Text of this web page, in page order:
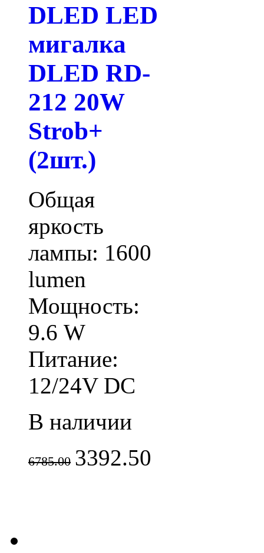
DLED LED
мигалка
DLED RD-
212 20W
Strob+
(2шт.)
Общая
яркость
лампы: 1600
lumen
Мощность:
9.6 W
Питание:
12/24V DC
В наличии
6785.00 3392.50